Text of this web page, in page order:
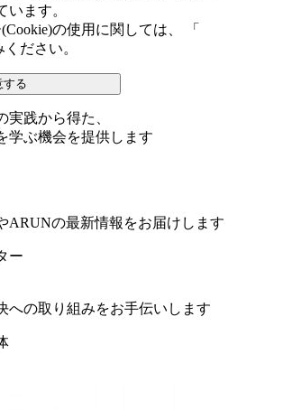
います。
の使用に関しては、 「
ください。
する
実践から得た、
学ぶ機会を提供します
ARUNの最新情報をお届けします
ー
への取り組みをお手伝いします